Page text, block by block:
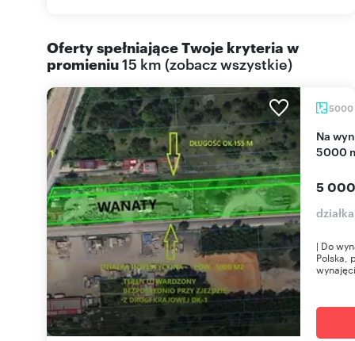
Oferty spełniające Twoje kryteria w
promieniu15 km (zobacz wszystkie)
5000
Na wynajem przestronny teren inwestycyjny
5000
5
| Do
Polska,